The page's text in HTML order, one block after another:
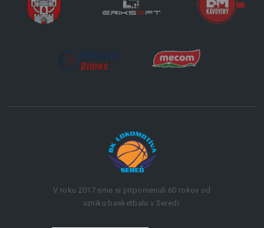
V roku 2017 sme si pripomenuli 60 rokov od
vzniku basketbalu v Seredi.